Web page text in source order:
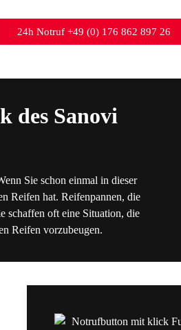
24h Notruf +49 (0) 176 862 897 26
des Sanovi
Sie schon einmal in dieser
Reifen hat. Reifenpannen, die
schaffen oft eine Situation, die
Reifen vorzubeugen.